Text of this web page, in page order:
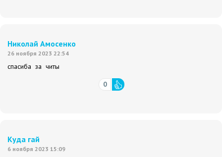
Николай Амосенко
26 ноября 2023 22:54
спасиба за читы
0
Куда гай
6 ноября 2023 15:09